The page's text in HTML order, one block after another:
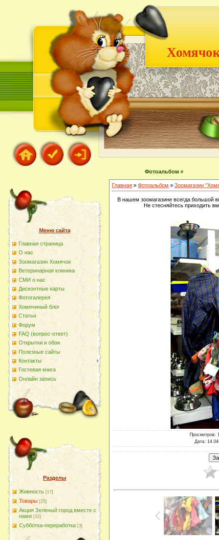
Фотоальбом »
Меню сайта
Главная страница
О наc
Зоомагазин Хомячок
Ветеринарная клиника
СМИ о нас
Дисконтные карты
Фотогалерея
Хомячиный блог
Статьи
Форум
FAQ (вопрос-ответ)
Открытки и обои
Полезные сайты
Контакты
Гостевая книга
Онлайн запись
Разделы
Живность [17]
Товары [25]
Акция Зеленый город вместе с
нами [32]
Субботка-переработка [3]
Главная » Фотоальбом » Зоомагазин
В нашем зоомагазине всегда большой
Не стесняйтесь приходить
Просмотров:
Дата: